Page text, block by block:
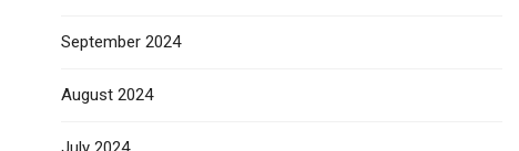
September 2024
August 2024